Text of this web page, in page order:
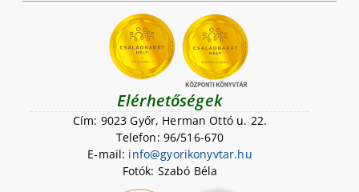
Elérhetőségek
Cím: 9023 Győr, Herman Ottó u. 22.
Telefon: 96/516-670
E-mail: info@gyorikonyvtar.hu
Fotók: Szabó Béla